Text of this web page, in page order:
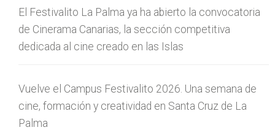
El Festivalito La Palma ya ha abierto la convocatoria
de Cinerama Canarias, la sección competitiva
dedicada al cine creado en las Islas
Vuelve el Campus Festivalito 2026. Una semana de
cine, formación y creatividad en Santa Cruz de La
Palma